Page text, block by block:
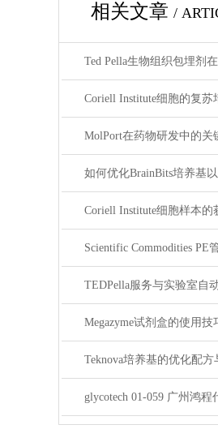
相关文章 /
MolPort在药物研发中的关